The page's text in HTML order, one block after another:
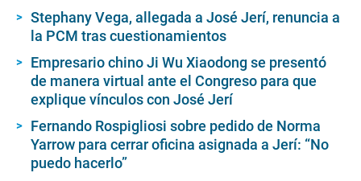
Stephany Vega, allegada a José Jerí, renuncia a
la PCM tras cuestionamientos
Empresario chino Ji Wu Xiaodong se presentó
de manera virtual ante el Congreso para que
explique vínculos con José Jerí
Fernando Rospigliosi sobre pedido de Norma
Yarrow para cerrar oficina asignada a Jerí: “No
puedo hacerlo”